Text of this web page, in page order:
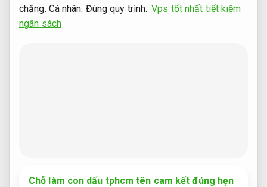
chăng. Cá nhân. Đúng quy trình. Vps tốt nhất tiết kiệm
ngân sách
Chỗ làm con dấu tphcm tên cam kết đúng hẹn